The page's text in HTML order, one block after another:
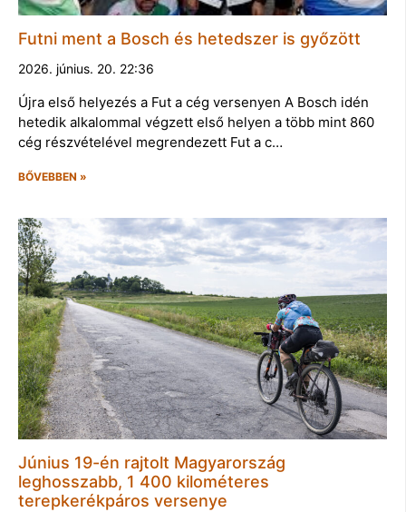
Futni ment a Bosch és hetedszer is győzött
2026. június. 20. 22:36
Újra első helyezés a Fut a cég versenyen A Bosch idén
hetedik alkalommal végzett első helyen a több mint 860
cég részvételével megrendezett Fut a c…
BŐVEBBEN »
Június 19-én rajtolt Magyarország
leghosszabb, 1 400 kilométeres
terepkerékpáros versenye